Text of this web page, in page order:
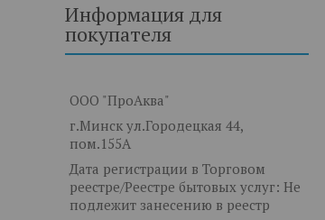
Информация для
покупателя
ООО "ПроАква"
г.Минск ул.Городецкая 44,
пом.155А
Дата регистрации в Торговом
реестре/Реестре бытовых услуг: Не
подлежит занесению в реестр